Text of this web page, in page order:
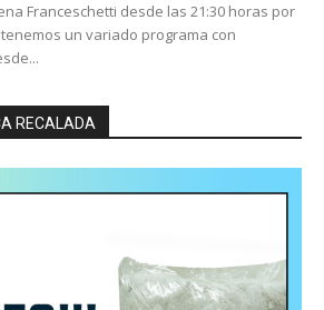
Franceschetti desde las 21:30 horas por
tenemos un variado programa con
RECALADA